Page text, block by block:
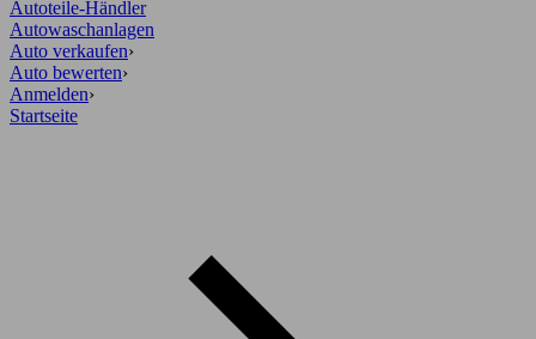
Autoteile-Händler
Autowaschanlagen
Auto verkaufen›
Auto bewerten›
Anmelden›
Startseite